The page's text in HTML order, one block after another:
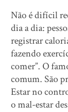
Não é difícil
dia a dia:
registrar
fazendo
comer”. O
comum. São
Estar no
o mal-estar